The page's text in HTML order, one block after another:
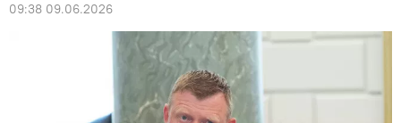
09:38 09.06.2026